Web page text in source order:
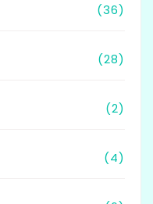
(36)
(28)
(2)
(4)